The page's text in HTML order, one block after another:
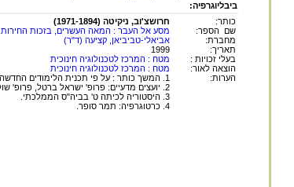
ביבליוגרפיה:
כותר:
חרושצ'וב, ניקיטה (1971-1894)
שם הספר:
מסע אל העבר : המאה העשרים, בזכות החירות
מחברת:
אביאלי-טביביאן, קציעה (ד"ר)
תאריך:
1999
בעלי זכויות :
מטח : המרכז לטכנולוגיה חינוכית
הוצאה לאור:
מטח : המרכז לטכנולוגיה חינוכית
הערות:
1. המשך כותר : על פי תכנית הלימודים החדשה בהיסטוריה לבית-הספר הממלכתי.
2. יועצים מדעיים: פרופ' ישראל ברטל, פרופ' שולמית וולקוב, ד"ר אביבה חלמיש, פרופ' דן מכמן, פרופ' בנימין נויברגר.
3. היסטוריה לכיתה ט' בביה"ס הממלכתי.
4. כרטוגרפיה: תמר סופר.